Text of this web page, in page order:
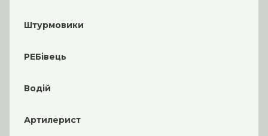
Штурмовики
РЕБівець
Водій
Артилерист